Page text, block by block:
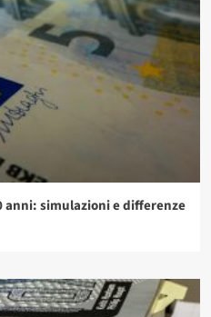
anni: simulazioni e differenze